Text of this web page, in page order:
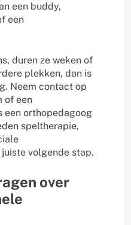
een buddy,
een
duren ze weken of
plekken, dan is
Neem contact op
of een
een orthopedagoog
speltherapie,
volgende stap.
over